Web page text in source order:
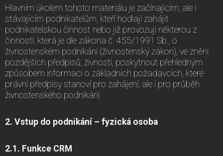
Hlavním úkolem tohoto materiálu je začínajícím, ale i
stávajícím podnikatelům, kteří hodlají zahájit
podnikatelskou činnost nebo již provozují některou z
činností, která je dle zákona č. 455/1991 Sb., o
živnostenském podnikání (živnostenský zákon), ve znění
pozdějších předpisů, živností, poskytnout přehledným
způsobem informaci o základních požadavcích, které
právní předpisy stanoví pro zahájení, ale i pro průběh
živnostenského podnikání.
2. Vstup do podnikání – fyzická osoba
2.1. Funkce CRM